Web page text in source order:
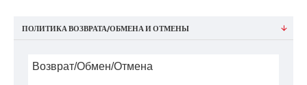
ПОЛИТИКА ВОЗВРАТА/ОБМЕНА И ОТМЕНЫ
Возврат/Обмен/Отмена